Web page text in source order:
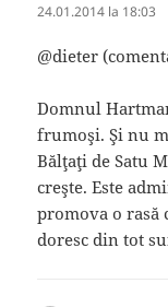
24.01.2014 la 18:03
@dieter
Domnul
frumoşi. Şi nu
Bălţaţi de Satu
creşte. Este
promova o rasă
doresc din tot